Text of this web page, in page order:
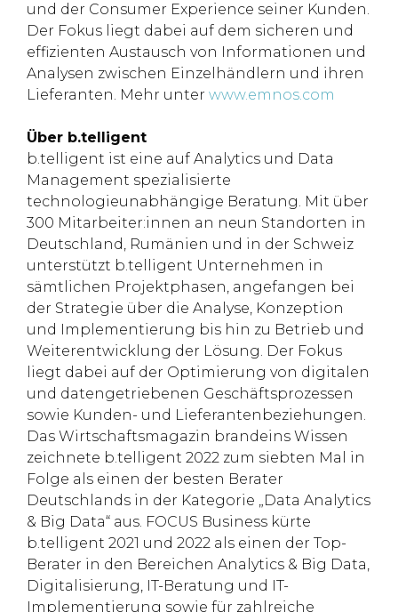
und der Consumer Experience seiner Kunden.
Der Fokus liegt dabei auf dem sicheren und
effizienten Austausch von Informationen und
Analysen zwischen Einzelhändlern und ihren
Lieferanten. Mehr unter www.emnos.com
Über b.telligent
b.telligent ist eine auf Analytics und Data
Management spezialisierte
technologieunabhängige Beratung. Mit über
300 Mitarbeiter:innen an neun Standorten in
Deutschland, Rumänien und in der Schweiz
unterstützt b.telligent Unternehmen in
sämtlichen Projektphasen, angefangen bei
der Strategie über die Analyse, Konzeption
und Implementierung bis hin zu Betrieb und
Weiterentwicklung der Lösung. Der Fokus
liegt dabei auf der Optimierung von digitalen
und datengetriebenen Geschäftsprozessen
sowie Kunden- und Lieferantenbeziehungen.
Das Wirtschaftsmagazin brandeins Wissen
zeichnete b.telligent 2022 zum siebten Mal in
Folge als einen der besten Berater
Deutschlands in der Kategorie „Data Analytics
& Big Data“ aus. FOCUS Business kürte
b.telligent 2021 und 2022 als einen der Top-
Berater in den Bereichen Analytics & Big Data,
Digitalisierung, IT-Beratung und IT-
Implementierung sowie für zahlreiche